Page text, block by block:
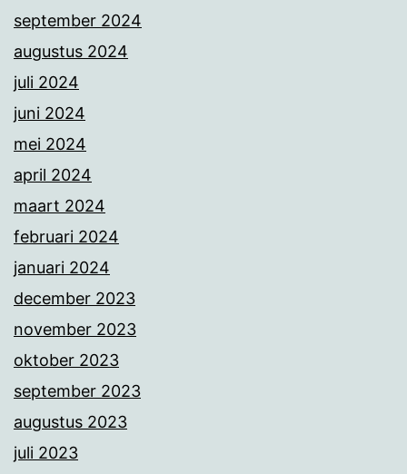
september 2024
augustus 2024
juli 2024
juni 2024
mei 2024
april 2024
maart 2024
februari 2024
januari 2024
december 2023
november 2023
oktober 2023
september 2023
augustus 2023
juli 2023